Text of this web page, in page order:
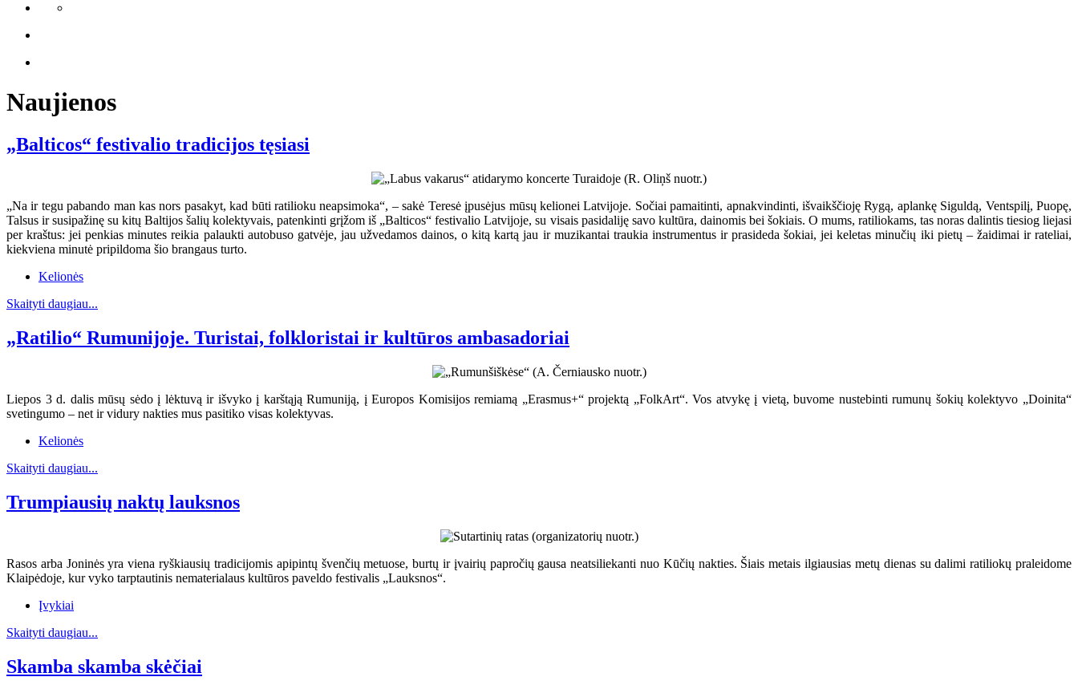
Naujienos
„Balticos“ festivalio tradicijos tęsiasi
„Na ir tegu pabando man kas nors pasakyt, kad būti ratilioku neapsimoka“, – sakė Teresė įpusėjus mūsų kelionei Latvijoje. Sočiai pamaitinti, apnakvindinti, išvaikščioję Rygą, aplankę Siguldą, Ventspilį, Puopę,
Talsus ir susipažinę su kitų Baltijos šalių kolektyvais, patenkinti grįžom iš „Balticos“ festivalio Latvijoje, su visais pasidaliję savo kultūra, dainomis bei šokiais. O mums, ratiliokams, tas noras dalintis tiesiog liejasi
per kraštus: jei penkias minutes reikia palaukti autobuso gatvėje, jau užvedamos dainos, o kitą kartą jau ir muzikantai traukia instrumentus ir prasideda šokiai, jei keletas minučių iki pietų – žaidimai ir rateliai,
kiekviena minutė pripildoma šio brangaus turto.
Kelionės
Skaityti daugiau...
„Ratilio“ Rumunijoje. Turistai, folkloristai ir kultūros ambasadoriai
Liepos 3 d. dalis mūsų sėdo į lėktuvą ir išvyko į karštąją Rumuniją, į Europos Komisijos remiamą „Erasmus+“ projektą „FolkArt“. Vos atvykę į vietą, buvome nustebinti rumunų šokių kolektyvo „Doinita“
svetingumo – net ir vidury nakties mus pasitiko visas kolektyvas.
Kelionės
Skaityti daugiau...
Trumpiausių naktų lauksnos
Rasos arba Joninės yra viena ryškiausių tradicijomis apipintų švenčių metuose, burtų ir įvairių papročių gausa neatsiliekanti nuo Kūčių nakties. Šiais metais ilgiausias metų dienas su dalimi ratiliokų praleidome
Klaipėdoje, kur vyko tarptautinis nematerialaus kultūros paveldo festivalis „Lauksnos“.
Įvykiai
Skaityti daugiau...
Skamba skamba skėčiai